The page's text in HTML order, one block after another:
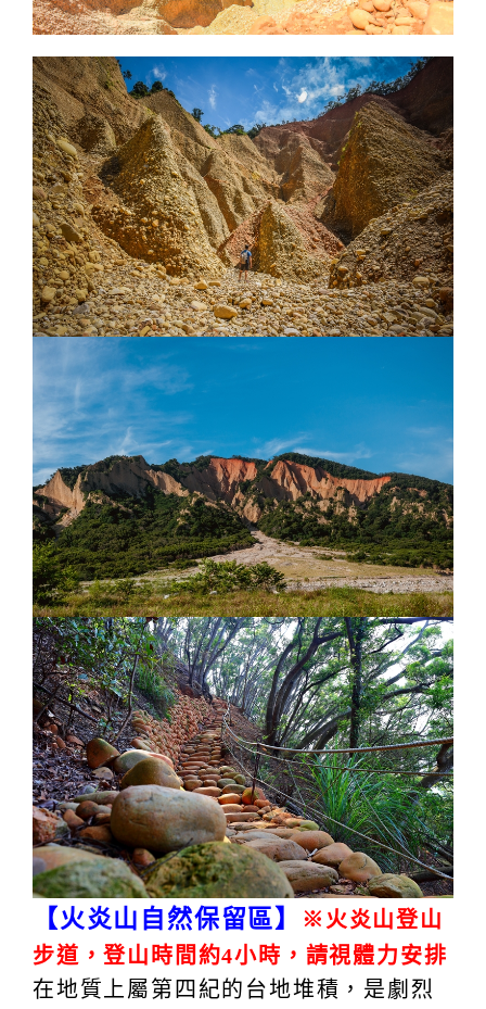
【火炎山自然保留區】
※火炎山登山
步道，登山時間約4小時，請視體力安排
在地質上屬第四紀的台地堆積，是劇烈